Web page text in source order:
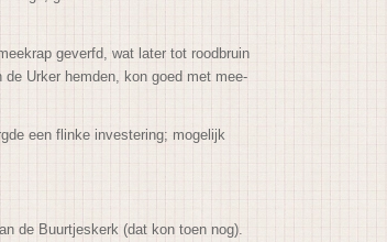
geverfd, wat later tot roodbruin
Urker hemden, kon goed met mee-
een flinke investering; mogelijk
de Buurtjeskerk (dat kon toen nog).